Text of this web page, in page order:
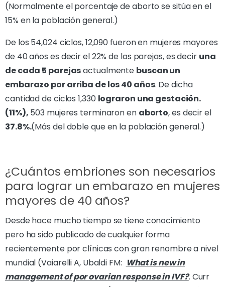
(Normalmente el porcentaje de aborto se sitúa en el
15% en la población general.)
De los 54,024 ciclos, 12,090 fueron en mujeres mayores
de 40 años es decir el 22% de las parejas, es decir una
de cada 5 parejasactualmente buscan un
embarazo por arriba de los 40 años. De dicha
cantidad de ciclos 1,330 lograron una gestación.
(11%), 503 mujeres terminaron en aborto, es decir el
37.8%.(Más del doble que en la población general.)
¿Cuántos embriones son necesarios
para lograr un embarazo en mujeres
mayores de 40 años?
Desde hace mucho tiempo se tiene conocimiento
pero ha sido publicado de cualquier forma
recientemente por clínicas con gran renombre a nivel
mundial (Vaiarelli A, Ubaldi FM: What is new in
management of por ovarian response in IVF?. Curr